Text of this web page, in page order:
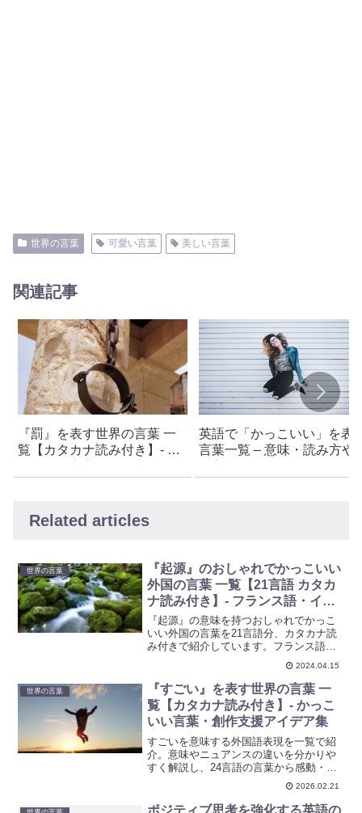
世界の言葉 可愛い言葉 美しい言葉
関連記事
『罰』を表す世界の言葉 一
覧【カタカナ読み付き】- か
デア集
英語で「かっこいい」を表
言葉一覧 – 意味・読み方や
Related articles
世界の言葉
『起源』のおしゃれでかっこいい
外国の言葉 一覧【21言語 カタカ
ナ読み付き】- フランス語・イタ
リア語・ドイツ語・ラテン語など
『起源』の意味を持つおしゃれでかっこ
いい外国の言葉を21言語分、カタカナ読
み付きで紹介しています。フランス語や
イタリア語、ドイツ語、ラテン語など、
創作やキャラ名に使えるアイデア集で
す。言語の美しさを発見し、創作活動に
活かしましょう。ぜひ参考にしてみてく
ださい。
2024.04.15
世界の言葉
『すごい』を表す世界の言葉 一
覧【カタカナ読み付き】- かっこ
いい言葉・創作支援アイデア集
すごいを意味する外国語表現を一覧で紹
介。意味やニュアンスの違いを分かりや
すく解説し、24言語の言葉から感動・称
賛・驚きに合う表現を見つけられます。
2026.02.21
ポジティブ思考を強化する英語の